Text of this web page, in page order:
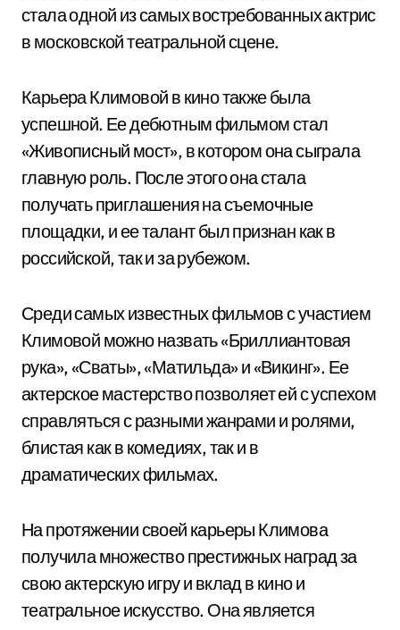
стала одной из самых востребованных актрис
в московской театральной сцене.
Карьера Климовой в кино также была
успешной. Ее дебютным фильмом стал
«Живописный мост», в котором она сыграла
главную роль. После этого она стала
получать приглашения на съемочные
площадки, и ее талант был признан как в
российской, так и за рубежом.
Среди самых известных фильмов с участием
Климовой можно назвать «Бриллиантовая
рука», «Сваты», «Матильда» и «Викинг». Ее
актерское мастерство позволяет ей с успехом
справляться с разными жанрами и ролями,
блистая как в комедиях, так и в
драматических фильмах.
На протяжении своей карьеры Климова
получила множество престижных наград за
свою актерскую игру и вклад в кино и
театральное искусство. Она является